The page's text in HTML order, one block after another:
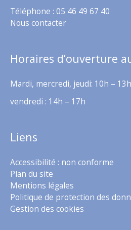
Téléphone : 05 46 49 67 40
Nous contacter
Horaires d’ouverture
Mardi, mercredi, jeudi: 10h – 13h
vendredi : 14h – 17h
Liens
Accessibilité : non conforme
Plan du site
Mentions légales
Politique de protection des
Gestion des cookies